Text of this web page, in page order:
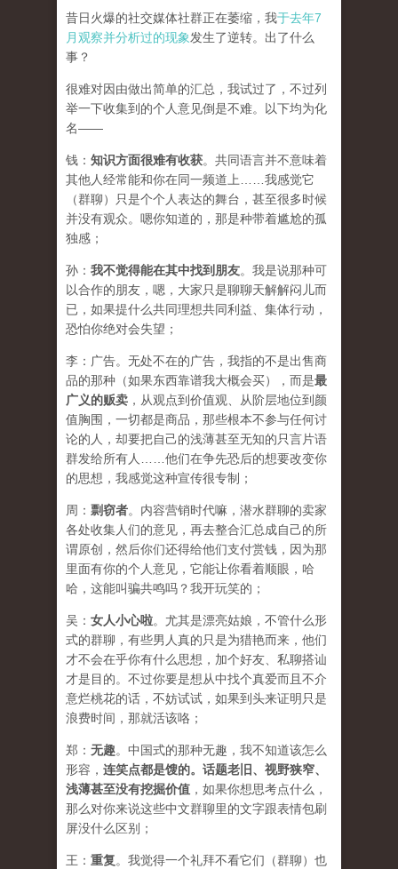
昔日火爆的社交媒体社群正在萎缩，我于去年7
月观察并分析过的现象发生了逆转。出了什么
事？
很难对因由做出简单的汇总，我试过了，不过列
举一下收集到的个人意见倒是不难。以下均为化
名——
钱： 知识方面很难有收获。共同语言并不意味着
其他人经常能和你在同一频道上……我感觉它
（群聊）只是个个人表达的舞台，甚至很多时候
并没有观众。嗯你知道的，那是种带着尴尬的孤
独感；
孙： 我不觉得能在其中找到朋友。我是说那种可
以合作的朋友，嗯，大家只是聊聊天解解闷儿而
已，如果提什么共同理想共同利益、集体行动，
恐怕你绝对会失望；
李：广告。无处不在的广告，我指的不是出售商
品的那种（如果东西靠谱我大概会买），而是最
广义的贩卖 ，从观点到价值观、从阶层地位到颜
值胸围，一切都是商品，那些根本不参与任何讨
论的人，却要把自己的浅薄甚至无知的只言片语
群发给所有人……他们在争先恐后的想要改变你
的思想，我感觉这种宣传很专制；
周： 剽窃者。内容营销时代嘛，潜水群聊的卖家
各处收集人们的意见，再去整合汇总成自己的所
谓原创，然后你们还得给他们支付赏钱，因为那
里面有你的个人意见，它能让你看着顺眼，哈
哈，这能叫骗共鸣吗？我开玩笑的；
吴： 女人小心啦。 尤其是漂亮姑娘，不管什么形
式的群聊，有些男人真的只是为猎艳而来，他们
才不会在乎你有什么思想，加个好友、私聊搭讪
才是目的。不过你要是想从中找个真爱而且不介
意烂桃花的话，不妨试试，如果到头来证明只是
浪费时间，那就活该咯；
郑： 无趣。中国式的那种无趣，我不知道该怎么
形容， 连笑点都是馊的。话题老旧、视野狭窄、
浅薄甚至没有挖掘价值 ，如果你想思考点什么，
那么对你来说这些中文群聊里的文字跟表情包刷
屏没什么区别；
王： 重复。我觉得一个礼拜不看它们（群聊）也